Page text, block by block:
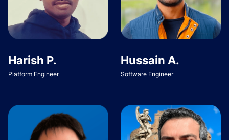
Harish P.
Platform Engineer
Hussain A.
Software Engineer